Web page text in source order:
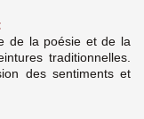
de la poésie et de la
traditionnelles.
des sentiments et